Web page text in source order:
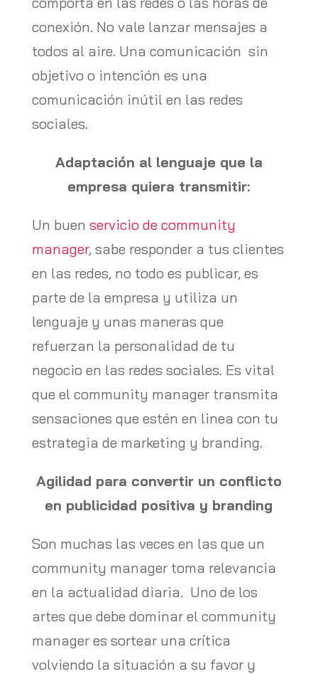
conexión. No vale lanzar mensajes a
todos al aire. Una comunicación sin
objetivo o intención es una
comunicación inútil en las redes
sociales.
Adaptación al lenguaje que la
empresa quiera transmitir:
Un buen servicio de community
manager, sabe responder a tus clientes
en las redes, no todo es publicar, es
parte de la empresa y utiliza un
lenguaje y unas maneras que
refuerzan la personalidad de tu
negocio en las redes sociales. Es vital
que el community manager transmita
sensaciones que estén en linea con tu
estrategia de marketing y branding.
Agilidad para convertir un conflicto
en publicidad positiva y branding
Son muchas las veces en las que un
community manager toma relevancia
en la actualidad diaria. Uno de los
artes que debe dominar el community
manager es sortear una crítica
volviendo la situación a su favor y